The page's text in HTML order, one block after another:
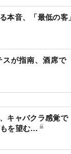
本音、「最低の客
が指南、酒席で
キャバクラ感覚で
を望む…